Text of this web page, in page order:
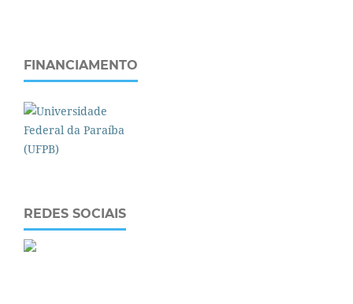
FINANCIAMENTO
REDES SOCIAIS